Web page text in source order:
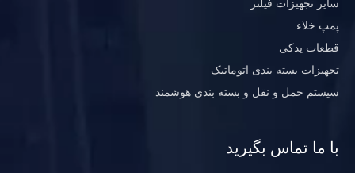
سایر تجهیزات فیلتر
پمپ خلاء
قطعات یدکی
تجهیزات بسته بندی اتوماتیک
سیستم حمل و نقل و بسته بندی هوشمند
با ما تماس بگیرید